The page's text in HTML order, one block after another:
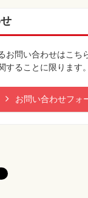
般概念（1.1節）
と基本用語（1.2～
ステムをうまく設計
修正 】
値を正の方向に向か
お問い合わせはこち
することに限ります。
お問い合わせフォ